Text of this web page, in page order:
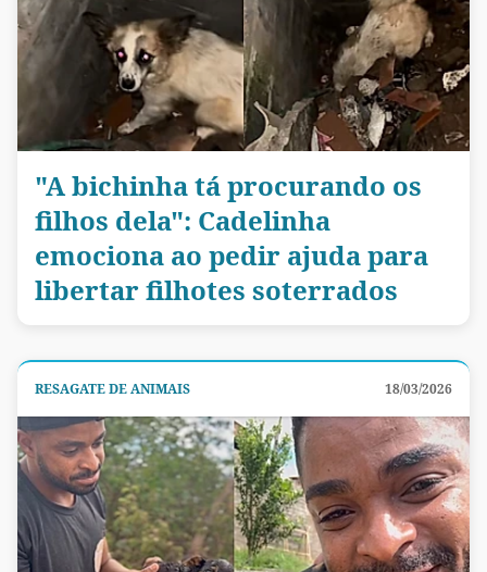
"A bichinha tá procurando os
filhos dela": Cadelinha
emociona ao pedir ajuda para
libertar filhotes soterrados
RESAGATE DE ANIMAIS 18/03/2026